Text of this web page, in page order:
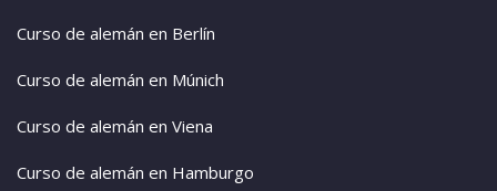
Curso de alemán en Berlín
Curso de alemán en Múnich
Curso de alemán en Viena
Curso de alemán en Hamburgo